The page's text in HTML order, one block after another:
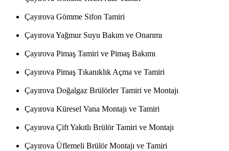
Çayırova Gömme Sifon Tamiri
Çayırova Yağmur Suyu Bakım ve Onarımı
Çayırova Pimaş Tamiri ve Pimaş Bakımı
Çayırova Pimaş Tıkanıklık Açma ve Tamiri
Çayırova Doğalgaz Brülörler Tamiri ve Montajı
Çayırova Küresel Vana Montajı ve Tamiri
Çayırova Çift Yakıtlı Brülör Tamiri ve Montajı
Çayırova Üflemeli Brülör Montajı ve Tamiri